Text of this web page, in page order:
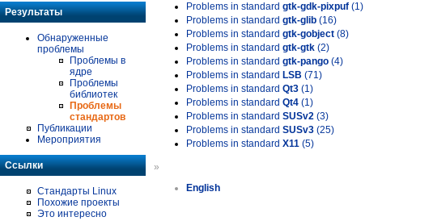
Результаты
Обнаруженные
проблемы
Проблемы в
ядре
Проблемы
библиотек
Проблемы
стандартов
Публикации
Мероприятия
Ссылки
Стандарты Linux
Похожие проекты
Это интересно
Problems in standard gtk-gdk-pixpuf (1)
Problems in standard gtk-glib (16)
Problems in standard gtk-gobject (8)
Problems in standard gtk-gtk (2)
Problems in standard gtk-pango (4)
Problems in standard LSB (71)
Problems in standard Qt3 (1)
Problems in standard Qt4 (1)
Problems in standard SUSv2 (3)
Problems in standard SUSv3 (25)
Problems in standard X11 (5)
»
English